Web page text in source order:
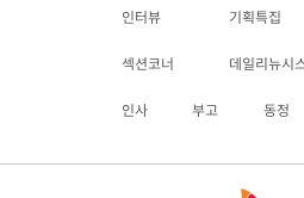
인터뷰 기획특집
섹션코너 데일리뉴시
인사 부고 동정